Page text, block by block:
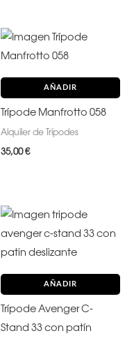
AÑADIR
Trípode Manfrotto 058
Alquiler de Trípodes
35,00€
AÑADIR
Trípode Avenger C-
Stand 33 con patín